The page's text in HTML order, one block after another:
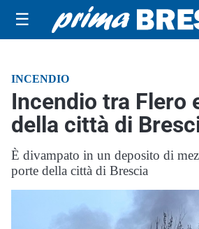
☰
INCENDIO
Incendio tra Flero
della città di
È divampato in un deposito di
porte della città di Brescia